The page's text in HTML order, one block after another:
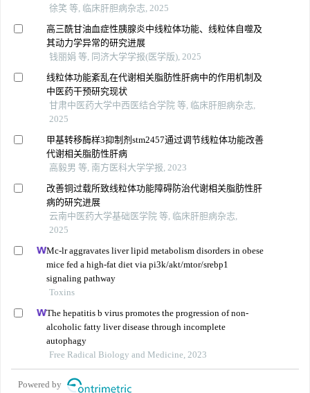
徐笑 等, 临床肝胆病杂志, 2025
高三酰甘油血症性胰腺炎中线粒体功能、线粒体自噬及
其动力学异常的研究进展
钱丽娟 等, 同济大学学报(医学版), 2025
线粒体功能紊乱在代谢相关脂肪性肝病中的作用机制及
中医药干预研究现状
甘肃中医药大学中西医结合学院 等, 临床肝胆病杂志,
2025
甲基转移酶样3抑制剂stm2457通过调节线粒体功能改善
代谢相关脂肪性肝病
高毅男 等, 南方医科大学学报, 2023
改善铜过载所致线粒体功能障碍防治代谢相关脂肪性肝
病的研究进展
云南中医药大学基础医学院 等, 临床肝胆病杂志,
2025
Mc-lr aggravates liver lipid metabolism disorders in obese
mice fed a high-fat diet via pi3k/akt/mtor/srebp1
signaling pathway
Toxins
The hepatitis b virus promotes the progression of non-
alcoholic fatty liver disease through incomplete
autophagy
Free Radical Biology and Medicine, 2023
Powered by